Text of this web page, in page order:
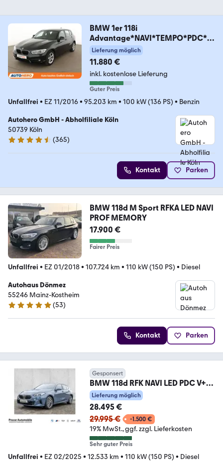
BMW 1er 118i
Advantage*NAVI*TEMPO*PDC*S
HZ*LIM*ALU*
Lieferung möglich
11.880 €
inkl. kostenlose Lieferung
Guter Preis
Unfallfrei • EZ 11/2016• 95.203 km • 100 kW (136 PS) • Benzin
Autohero GmbH - Abholfiliale Köln
50739 Köln
4.6 Sterne
(365)
Kontakt Parken
BMW 118d M Sport RFKA LED NAVI
PROF MEMORY
17.900 €
Fairer Preis
Unfallfrei • EZ 01/2018• 107.724 km • 110 kW (150 PS) • Diesel
Autohaus Dönmez
55246 Mainz-Kostheim
4.8 Sterne
(53)
Kontakt Parken
Gesponsert
BMW 118d RFK NAVI LED PDC V+H
DAB Parkass. Tempomat
Lieferung möglich
28.495 €
29.995 €
-1.500 €
19% MwSt. ggf. zzgl. Lieferkosten
Sehr guter Preis
Unfallfrei • EZ 02/2025 • 12.533 km • 110 kW (150 PS) • Diesel